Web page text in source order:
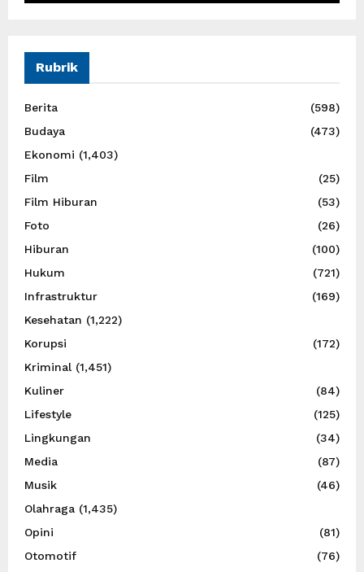
Rubrik
Berita
(598)
Budaya
(473)
Ekonomi (1,403)
Film
(25)
Film Hiburan
(53)
Foto
(26)
Hiburan
(100)
Hukum
(721)
Infrastruktur
(169)
Kesehatan (1,222)
Korupsi
(172)
Kriminal (1,451)
Kuliner
(84)
Lifestyle
(125)
Lingkungan
(34)
Media
(87)
Musik
(46)
Olahraga (1,435)
Opini
(81)
Otomotif
(76)